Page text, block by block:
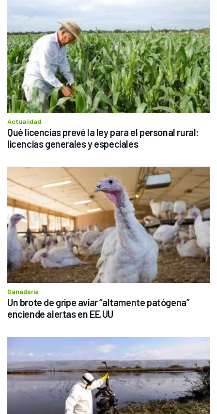
Actualidad
Qué licencias prevé la ley para el personal rural:
licencias generales y especiales
Ganadería
Un brote de gripe aviar “altamente patógena”
enciende alertas en EE.UU